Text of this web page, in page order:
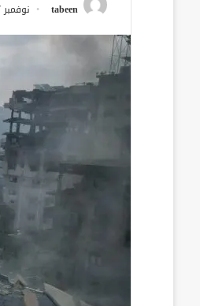
tabeen نوفمبر 17, 2023